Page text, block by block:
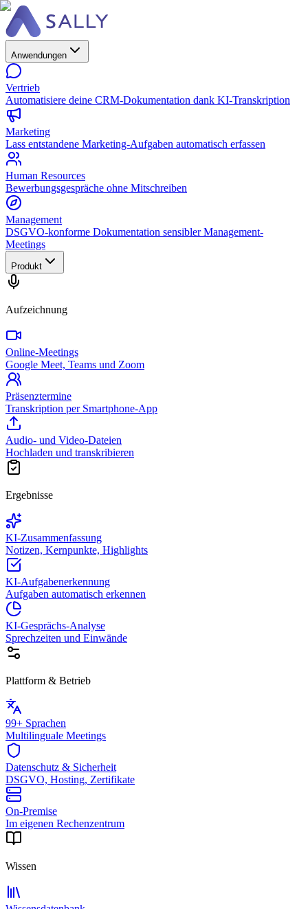
Anwendungen
Vertrieb
Automatisiere deine CRM-Dokumentation dank KI-Transkription
Marketing
Lass entstandene Marketing-Aufgaben automatisch erfassen
Human Resources
Bewerbungsgespräche ohne Mitschreiben
Management
DSGVO-konforme Dokumentation sensibler Management-
Meetings
Produkt
Aufzeichnung
Online-Meetings
Google Meet, Teams und Zoom
Präsenztermine
Transkription per Smartphone-App
Audio- und Video-Dateien
Hochladen und transkribieren
Ergebnisse
KI-Zusammenfassung
Notizen, Kernpunkte, Highlights
KI-Aufgabenerkennung
Aufgaben automatisch erkennen
KI-Gesprächs-Analyse
Sprechzeiten und Einwände
Plattform & Betrieb
99+ Sprachen
Multilinguale Meetings
Datenschutz & Sicherheit
DSGVO, Hosting, Zertifikate
On-Premise
Im eigenen Rechenzentrum
Wissen